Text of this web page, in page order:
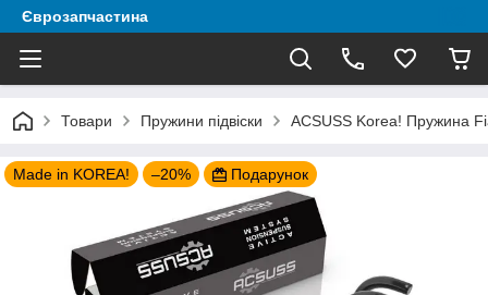
Єврозапчастина
Товари Пружини підвіски ACSUSS Korea! Пружина
Made in KOREA! –20% Подарунок